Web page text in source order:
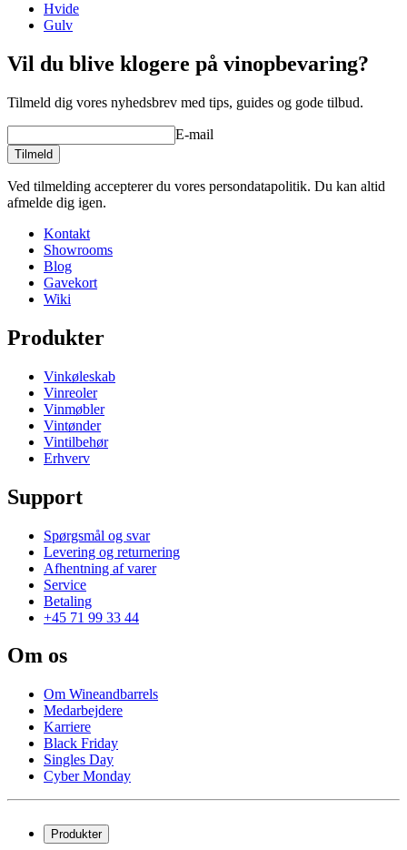
Hvide
Gulv
Vil du blive klogere på vinopbevaring?
Tilmeld dig vores nyhedsbrev med tips, guides og gode tilbud.
E-mail
Tilmeld
Ved tilmelding accepterer du vores persondatapolitik. Du kan altid
afmelde dig igen.
Kontakt
Showrooms
Blog
Gavekort
Wiki
Produkter
Vinkøleskab
Vinreoler
Vinmøbler
Vintønder
Vintilbehør
Erhverv
Support
Spørgsmål og svar
Levering og returnering
Afhentning af varer
Service
Betaling
+45 71 99 33 44
Om os
Om Wineandbarrels
Medarbejdere
Karriere
Black Friday
Singles Day
Cyber Monday
Produkter